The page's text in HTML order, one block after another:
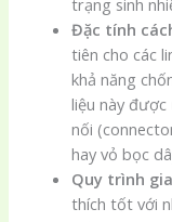
Đặc tính
tiên cho các
khả năng
liệu này
nối
hay vỏ bọc
Quy trình
thích tốt với